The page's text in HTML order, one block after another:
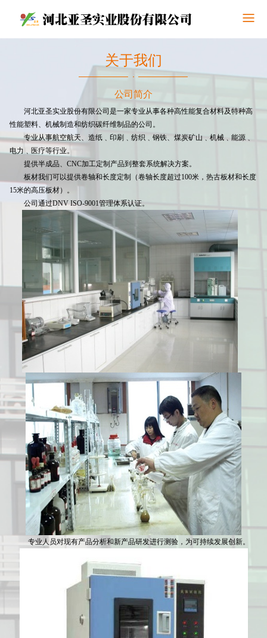
关于我们
公司简介
河北亚圣实业股份有限公司是一家专业从事各种高性能复合材料及特种高
性能塑料、机械制造和纺织碳纤维制品的公司。
专业从事航空航天、造纸﹑印刷﹑纺织﹑钢铁、煤炭矿山﹑机械﹑能源﹑
电力﹑医疗等行业。
提供半成品、CNC加工定制产品到整套系统解决方案。
板材我们可以提供卷轴和长度定制（卷轴长度超过100米，热古板材和长度
15米的高压板材）。
公司通过DNV ISO-9001管理体系认证。
专业人员对现有产品分析和新产品研发进行测验，为可持续发展创新。